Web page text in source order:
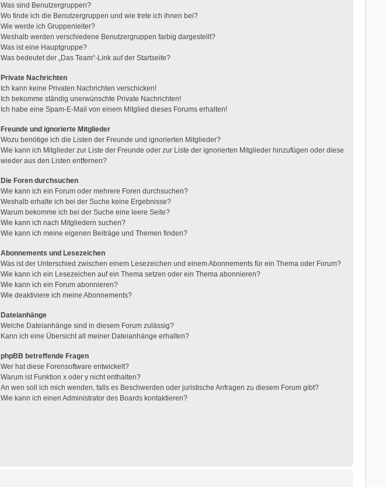
Was sind Benutzergruppen?
Wo finde ich die Benutzergruppen und wie trete ich ihnen bei?
Wie werde ich Gruppenleiter?
Weshalb werden verschiedene Benutzergruppen farbig dargestellt?
Was ist eine Hauptgruppe?
Was bedeutet der „Das Team“-Link auf der Startseite?
Private Nachrichten
Ich kann keine Privaten Nachrichten verschicken!
Ich bekomme ständig unerwünschte Private Nachrichten!
Ich habe eine Spam-E-Mail von einem Mitglied dieses Forums erhalten!
Freunde und ignorierte Mitglieder
Wozu benötige ich die Listen der Freunde und ignorierten Mitglieder?
Wie kann ich Mitglieder zur Liste der Freunde oder zur Liste der ignorierten Mitglieder hinzufügen oder diese
wieder aus den Listen entfernen?
Die Foren durchsuchen
Wie kann ich ein Forum oder mehrere Foren durchsuchen?
Weshalb erhalte ich bei der Suche keine Ergebnisse?
Warum bekomme ich bei der Suche eine leere Seite?
Wie kann ich nach Mitgliedern suchen?
Wie kann ich meine eigenen Beiträge und Themen finden?
Abonnements und Lesezeichen
Was ist der Unterschied zwischen einem Lesezeichen und einem Abonnements für ein Thema oder Forum?
Wie kann ich ein Lesezeichen auf ein Thema setzen oder ein Thema abonnieren?
Wie kann ich ein Forum abonnieren?
Wie deaktiviere ich meine Abonnements?
Dateianhänge
Welche Dateianhänge sind in diesem Forum zulässig?
Kann ich eine Übersicht all meiner Dateianhänge erhalten?
phpBB betreffende Fragen
Wer hat diese Forensoftware entwickelt?
Warum ist Funktion x oder y nicht enthalten?
An wen soll ich mich wenden, falls es Beschwerden oder juristische Anfragen zu diesem Forum gibt?
Wie kann ich einen Administrator des Boards kontaktieren?